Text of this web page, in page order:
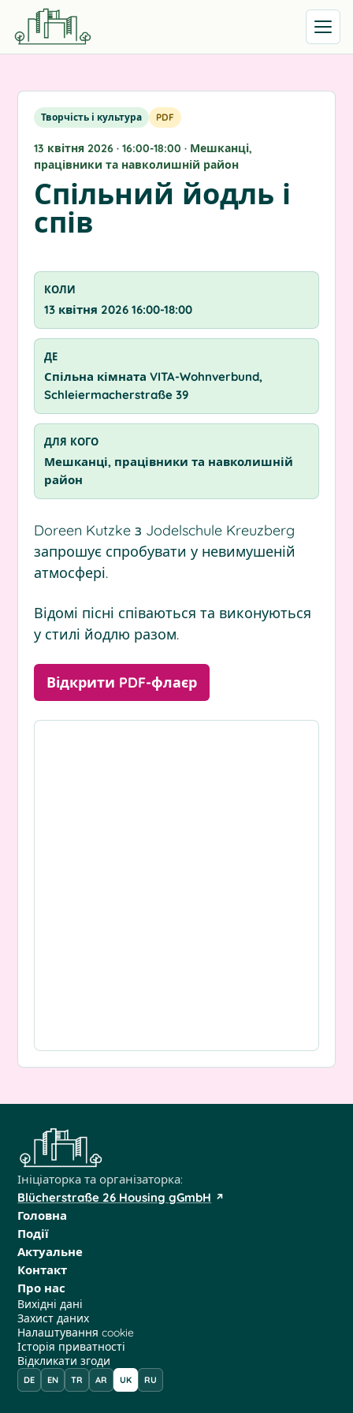
Творчість і культура PDF
13 квітня 2026 · 16:00-18:00 · Мешканці,
працівники та навколишній район
Спільний йодль і
спів
КОЛИ
13 квітня 2026 16:00-18:00
ДЕ
Спільна кімната VITA-Wohnverbund,
Schleiermacherstraße 39
ДЛЯ КОГО
Мешканці, працівники та навколишній
район
Doreen Kutzke з Jodelschule Kreuzberg
запрошує спробувати у невимушеній
атмосфері.
Відомі пісні співаються та виконуються
у стилі йодлю разом.
Відкрити PDF-флаєр
Ініціаторка та організаторка:
Blücherstraße 26 Housing gGmbH
Головна
Події
Актуальне
Контакт
Про нас
Вихідні дані
Захист даних
Налаштування cookie
Історія приватності
Відкликати згоди
DE EN TR AR UK RU